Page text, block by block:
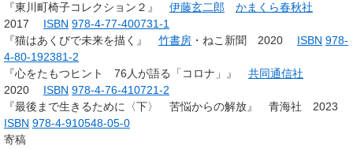
『東川町椅子コレクション２』 伊藤玄二郎
かまくら春秋社
2017 ISBN 978-4-77-400731-1
『猫はあくびで未来を描く』 竹書房 ・ねこ新聞 2020 ISBN 978-
4-80-192381-2
『心をたもつヒント 76人が語る「コロナ」』 共同通信社
2020 ISBN 978-4-76-410721-2
『最後まで生きるために〈下〉 苦悩からの解放』 青海社 2023
ISBN 978-4-910548-05-0
寄稿